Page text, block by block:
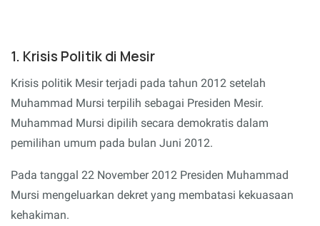
1. Krisis Politik di Mesir
Krisis politik Mesir terjadi pada tahun 2012 setelah
Muhammad Mursi terpilih sebagai Presiden Mesir.
Muhammad Mursi dipilih secara demokratis dalam
pemilihan umum pada bulan Juni 2012.
Pada tanggal 22 November 2012 Presiden Muhammad
Mursi mengeluarkan dekret yang membatasi kekuasaan
kehakiman.